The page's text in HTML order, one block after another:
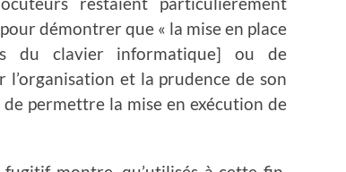
démontrer que « la mise en place
du clavier informatique] ou de
et la prudence de son
permettre la mise en exécution de